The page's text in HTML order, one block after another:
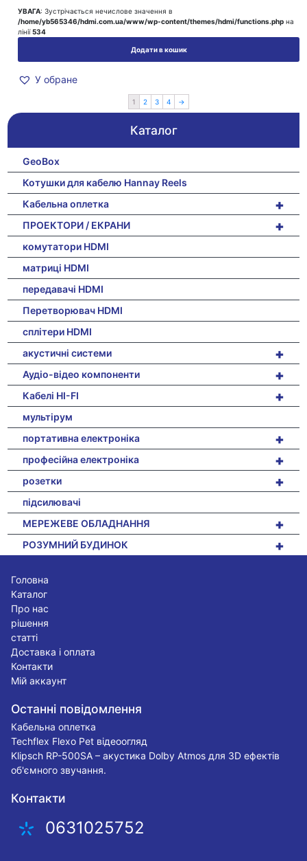
УВАГА: Зустрічається нечислове значення в
/home/yb565346/hdmi.com.ua/www/wp-content/themes/hdmi/functions.php на
лінії534
Додати в кошик
У обране
1 2 3 4 →
Каталог
GeoBox
Котушки для кабелю Hannay Reels
+
Кабельна оплетка
+
ПРОЕКТОРИ / ЕКРАНИ
комутатори HDMI
матриці HDMI
передавачі HDMI
Перетворювач HDMI
сплітери HDMI
+
акустичні системи
+
Аудіо-відео компоненти
+
Кабелі HI-FI
мультірум
+
портативна електроніка
+
професійна електроніка
+
розетки
підсилювачі
+
МЕРЕЖЕВЕ ОБЛАДНАННЯ
+
РОЗУМНИЙ БУДИНОК
Головна
Каталог
Про нас
рішення
статті
Доставка і оплата
Контакти
Мій аккаунт
Останні повідомлення
Кабельна оплетка
Techflex Flexo Pet відеоогляд
Klipsch RP-500SA – акустика Dolby Atmos для 3D ефектів
об'ємного звучання.
Контакти
0631025752